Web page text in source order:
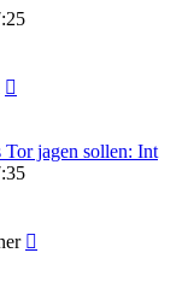
Tor jagen sollen: Int